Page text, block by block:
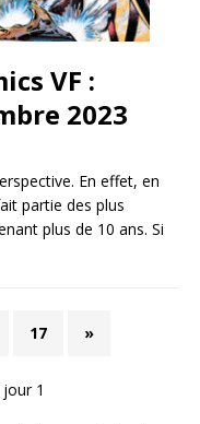
VF :
2023
En effet, en
partie des plus
plus de 10 ans. Si
17 »
1